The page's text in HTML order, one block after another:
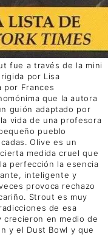
fue a través de la mini
por Lisa
por Frances
que la autora
guión adaptado por
vida de una profesora
pueblo
Olive es un
medida cruel que
perfección la esencia
inteligente y
provoca rechazo
Strout es muy
de esa
crecieron en medio de
y el Dust Bowl y que